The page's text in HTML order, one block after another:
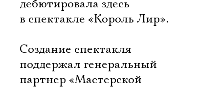
дебютировала здесь
в спектакле «Король Лир».
Создание спектакля
поддержал генеральный
партнер «Мастерской